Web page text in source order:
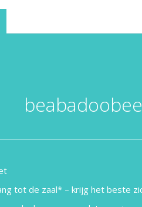
tot de zaal* – krijg het beste